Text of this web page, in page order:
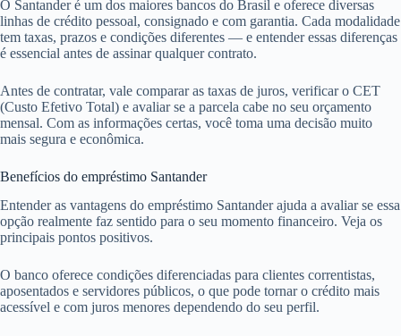
O Santander é um dos maiores bancos do Brasil e oferece diversas
linhas de crédito pessoal, consignado e com garantia. Cada modalidade
tem taxas, prazos e condições diferentes — e entender essas diferenças
é essencial antes de assinar qualquer contrato.
Antes de contratar, vale comparar as taxas de juros, verificar o CET
(Custo Efetivo Total) e avaliar se a parcela cabe no seu orçamento
mensal. Com as informações certas, você toma uma decisão muito
mais segura e econômica.
Benefícios do empréstimo Santander
Entender as vantagens do empréstimo Santander ajuda a avaliar se essa
opção realmente faz sentido para o seu momento financeiro. Veja os
principais pontos positivos.
O banco oferece condições diferenciadas para clientes correntistas,
aposentados e servidores públicos, o que pode tornar o crédito mais
acessível e com juros menores dependendo do seu perfil.